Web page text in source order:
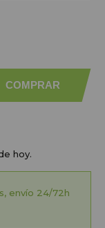
COMPRAR
hoy.
envío 24/72h